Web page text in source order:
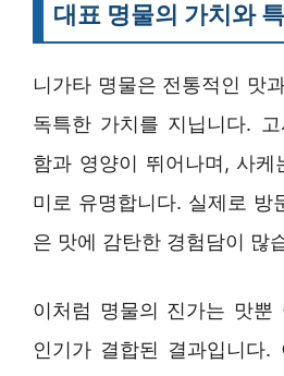
대표 명물의 가치와
니가타 명물은 전통적인 맛
독특한 가치를 지닙니다.
함과 영양이 뛰어나며, 사
미로 유명합니다. 실제로 방
은 맛에 감탄한 경험담이 많
이처럼 명물의 진가는 맛뿐
인기가 결합된 결과입니다.